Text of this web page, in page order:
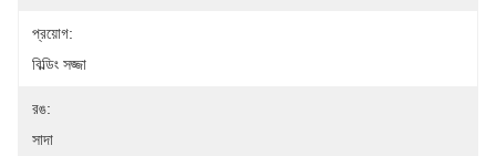
প্রয়োগ:
বিল্ডিং সজ্জা
রঙ:
সাদা